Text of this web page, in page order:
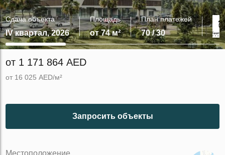
Сдача объекта
IV квартал, 2026
Площадь
от 74 м²
План платежей
70 / 30
от 1 171 864 AED
от 16 025 AED/м²
Запросить объекты
Местоположение